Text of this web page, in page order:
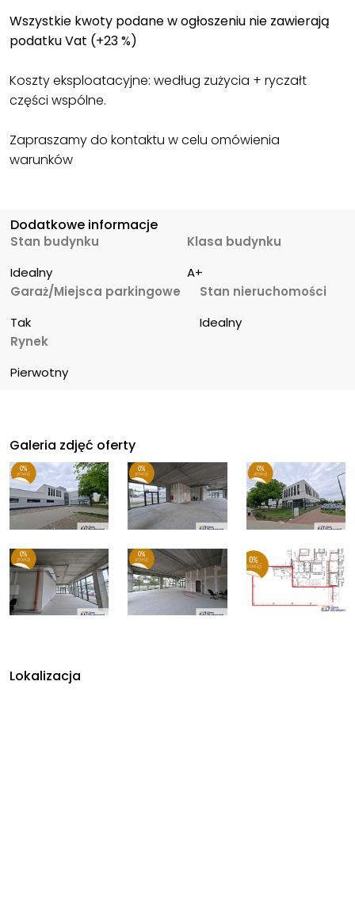
Wszystkie kwoty podane w ogłoszeniu nie zawierają
podatku Vat (+23 %)
Koszty eksploatacyjne: według zużycia + ryczałt
części wspólne.
Zapraszamy do kontaktu w celu omówienia
warunków
Dodatkowe informacje
Stan budynku
Idealny
Klasa budynku
A+
Garaż/Miejsca parkingowe
Tak
Stan nieruchomości
Idealny
Rynek
Pierwotny
Galeria zdjęć oferty
Lokalizacja